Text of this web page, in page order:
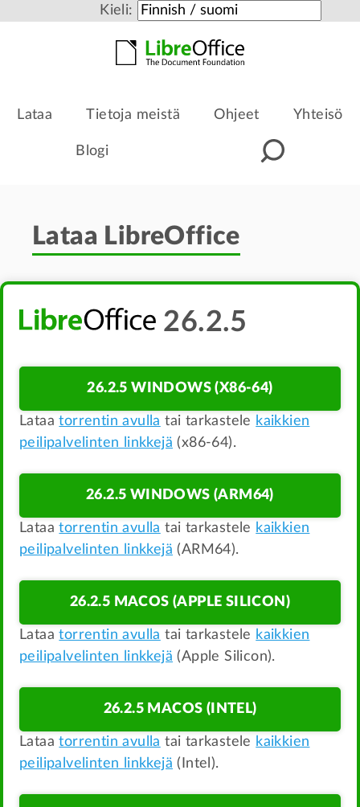
Kieli:
Lataa Tietoja meistä Ohjeet Yhteisö
Blogi
Lataa LibreOffice
26.2.5
26.2.5 WINDOWS (X86-64)
Lataatorrentin avulla tai tarkastele kaikkien
peilipalvelinten linkkejä (x86-64).
26.2.5 WINDOWS (ARM64)
Lataatorrentin avulla tai tarkastele kaikkien
peilipalvelinten linkkejä (ARM64).
26.2.5 MACOS (APPLE SILICON)
Lataatorrentin avulla tai tarkastele kaikkien
peilipalvelinten linkkejä (Apple Silicon).
26.2.5 MACOS (INTEL)
Lataatorrentin avulla tai tarkastele kaikkien
peilipalvelinten linkkejä (Intel).